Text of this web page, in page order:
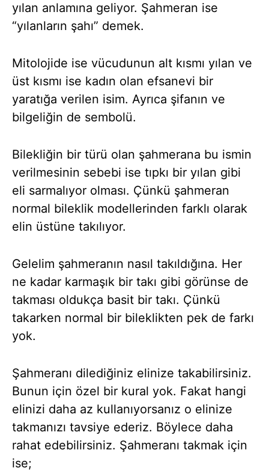
yılan anlamına geliyor. Şahmeran ise
“yılanların şahı” demek.
Mitolojide ise vücudunun alt kısmı yılan ve
üst kısmı ise kadın olan efsanevi bir
yaratığa verilen isim. Ayrıca şifanın ve
bilgeliğin de sembolü.
Bilekliğin bir türü olan şahmerana bu ismin
verilmesinin sebebi ise tıpkı bir yılan gibi
eli sarmalıyor olması. Çünkü şahmeran
normal bileklik modellerinden farklı olarak
elin üstüne takılıyor.
Gelelim şahmeranın nasıl takıldığına. Her
ne kadar karmaşık bir takı gibi görünse de
takması oldukça basit bir takı. Çünkü
takarken normal bir bileklikten pek de farkı
yok.
Şahmeranı dilediğiniz elinize takabilirsiniz.
Bunun için özel bir kural yok. Fakat hangi
elinizi daha az kullanıyorsanız o elinize
takmanızı tavsiye ederiz. Böylece daha
rahat edebilirsiniz. Şahmeranı takmak için
ise;